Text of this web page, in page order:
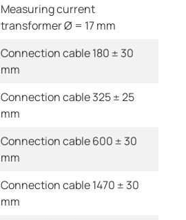
Measuring current
transformer Ø = 17 mm
Connection cable 180 ± 30
mm
Connection cable 325 ± 25
mm
Connection cable 600 ± 30
mm
Connection cable 1470 ± 30
mm